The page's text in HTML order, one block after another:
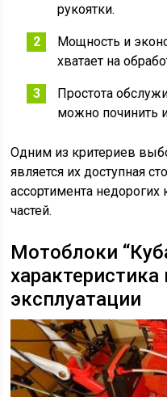
рукоятки.
Мощность и
хватает на
Простота
можно починить
Одним из критериев
является их доступная
ассортимента
частей.
Мотоблоки
эксплуатации